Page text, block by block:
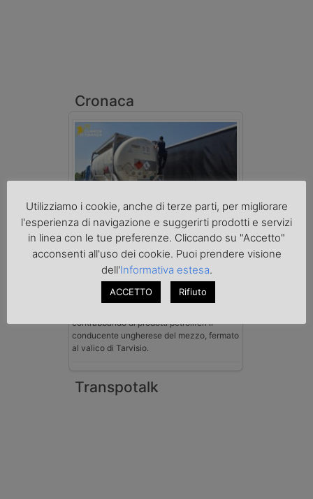
Cronaca
Benzina spacciata per solvente
sequestrata a Padova
Le Fiamme Gialle del Comando Provinciale
di Padova hanno sottoposto a sequestro
preventivo 33mila litri di benzina di
nei documenti di trasporto, e
contrabbando di prodotti petroliferi il
conducente ungherese del mezzo, fermato
al valico di Tarvisio.
Transpotalk
Utilizziamo i cookie, anche di terze parti, per migliorare
l'esperienza di navigazione e suggerirti prodotti e servizi
in linea con le tue preferenze. Cliccando su "Accetto"
acconsenti all'uso dei cookie. Puoi prendere visione
dell'Informativa estesa.
ACCETTO Rifiuto